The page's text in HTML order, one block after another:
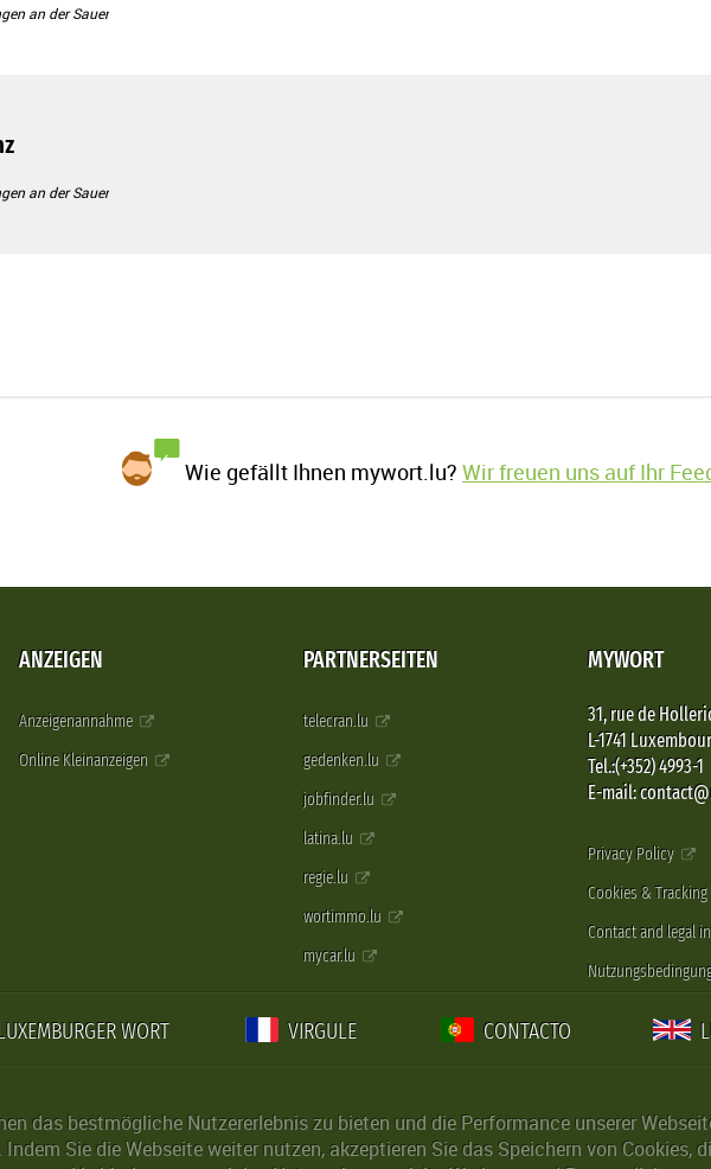
an der Sauer
an der Sauer
Wie gefällt Ihnen mywort.lu?Wir freuen uns auf Ihr
ANZEIGEN
Anzeigenannahme
Online Kleinanzeigen
PARTNERSEITEN
telecran.lu
gedenken.lu
jobfinder.lu
latina.lu
regie.lu
wortimmo.lu
mycar.lu
MYWORT
31, rue de
L-1741
Tel.:(+352) 4993-1
E-mail:
Privacy Policy
Cookies & Tracking
Contact and legal
WORT VIRGULE CONTACTO
das bestmögliche Nutzererlebnis zu bieten und die Performance unserer
Indem Sie die Webseite weiter nutzen, akzeptieren Sie das Speichern von